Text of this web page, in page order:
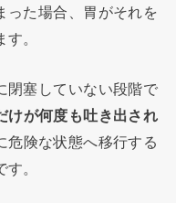
った場合、胃がそれを
。
閉塞していない段階で
けが何度も吐き出され
危険な状態へ移行する
。